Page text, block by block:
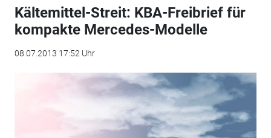
Kältemittel-Streit: KBA-Freibrief für
kompakte Mercedes-Modelle
08.07.2013 17:52 Uhr